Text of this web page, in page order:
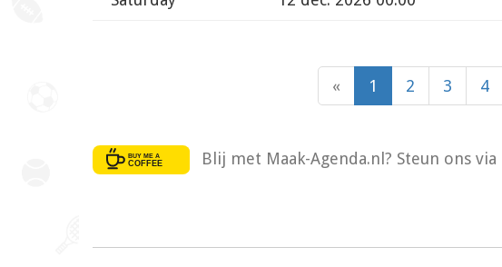
« 1 2 3 4
Blij met Maak-Agenda.nl? Steun ons via